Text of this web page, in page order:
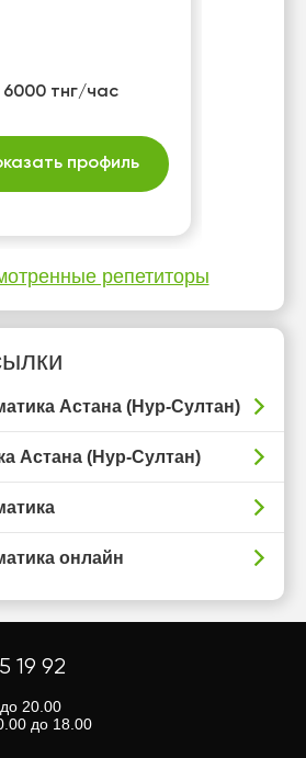
6000 тнг/час
профиль
репетиторы
Астана (Нур-Султан)
Астана (Нур-Султан)
онлайн
19 92
20.00
до 18.00